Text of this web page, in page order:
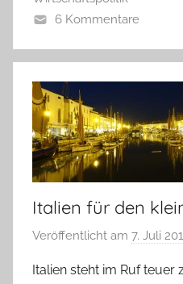
6 Kommentare
Italien für den
Veröffentlicht am 7. Juli
Italien steht im Ruf teuer